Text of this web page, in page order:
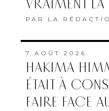
VRAIMENT
PAR LA
7 AOÛT 2026
HAKIMA
ÉTAIT À
FAIRE FACE